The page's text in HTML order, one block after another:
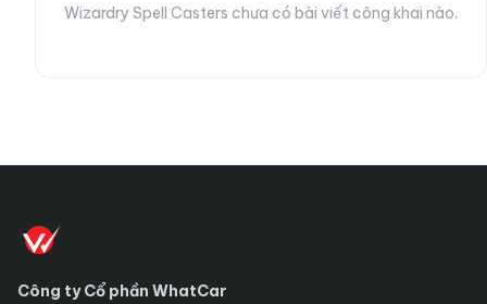
Wizardry Spell Casters chưa có bài viết công khai nào.
Công ty Cổ phần WhatCar